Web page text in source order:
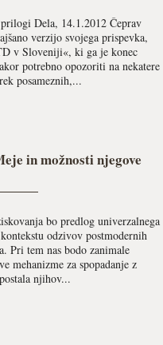
Dela, 14.1.2012 Čeprav
verzijo svojega prispevka,
v Sloveniji«, ki ga je konec
potrebno opozoriti na nekatere
posameznih,...
in možnosti njegove
bo predlog univerzalnega
odzivov postmodernih
Pri tem nas bodo zanimale
mehanizme za spopadanje z
njihov...